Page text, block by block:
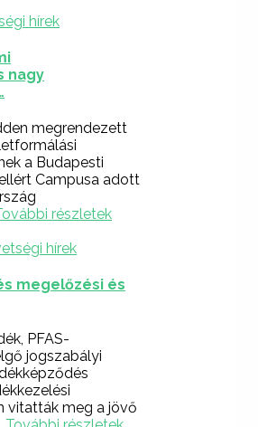
hírek
nagy
megrendezett
a Budapesti
Campusa adott
részletek
hírek
megelőzési és
PFAS-
jogszabályi
vitatták meg a jövő